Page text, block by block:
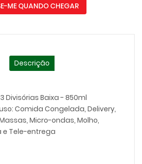
ME QUANDO CHEGAR
Descrição
Divisórias Baixa - 850ml
Comida Congelada, Delivery,
Micro-ondas, Molho,
e Tele-entrega